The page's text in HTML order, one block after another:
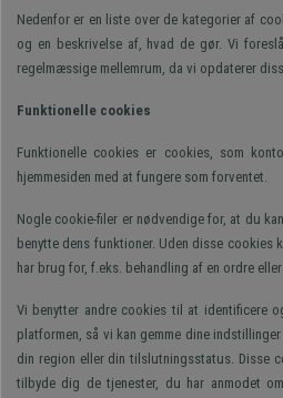
Nedenfor er en liste over de kategorier af
og en beskrivelse af, hvad de gør. Vi
regelmæssige mellemrum, da vi opdaterer
Funktionelle cookies
Funktionelle cookies er cookies, som
hjemmesiden med at fungere som forventet.
Nogle cookie-filer er nødvendige for, at du
benytte dens funktioner. Uden disse cookies
har brug for, f.eks. behandling af en ordre
Vi benytter andre cookies til at identificere
platformen, så vi kan gemme dine
din region eller din tilslutningsstatus. Disse
tilbyde dig de tjenester, du har anmodet